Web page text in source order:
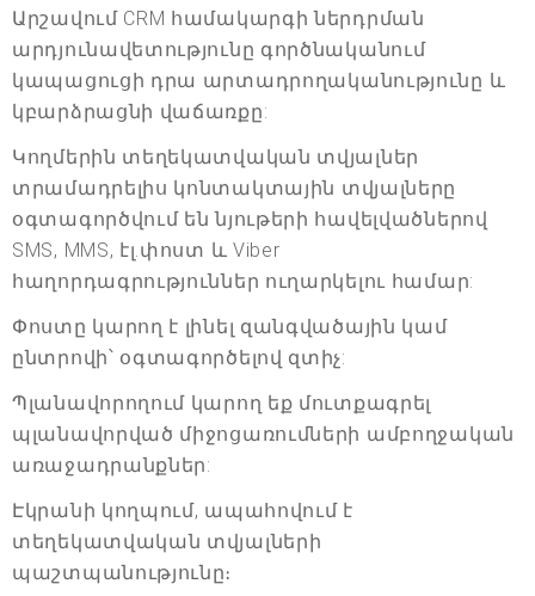
Արշավում CRM համակարգի ներդրման
արդյունավետությունը գործնականում
կապացուցի դրա արտադրողականությունը և
կբարձրացնի վաճառքը:
Կողմերին տեղեկատվական տվյալներ
տրամադրելիս կոնտակտային տվյալները
օգտագործվում են նյութերի հավելվածներով
SMS, MMS, էլ.փոստ և Viber
հաղորդագրություններ ուղարկելու համար:
Փոստը կարող է լինել զանգվածային կամ
ընտրովի՝ օգտագործելով զտիչ:
Պլանավորողում կարող եք մուտքագրել
պլանավորված միջոցառումների ամբողջական
առաջադրանքներ:
Էկրանի կողպում, ապահովում է
տեղեկատվական տվյալների
պաշտպանությունը։